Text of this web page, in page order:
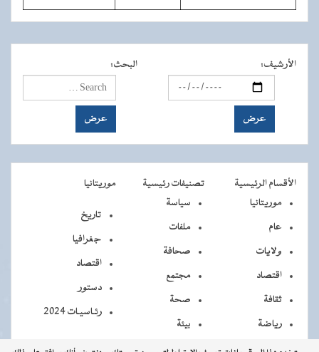
الأرشيف: البحث:
الأقسام الرئيسية تصنيفات رئيسية
موريتانيا
موريتانيا
عام
ولايات
اقتصاد
ثقافة
رياضة
سياسة
ملفات
صحافة
مجتمع
صحة
بيئة
تاريخ
جغرافيا
اقتصاد
دستور
رئـاسيـات 2024